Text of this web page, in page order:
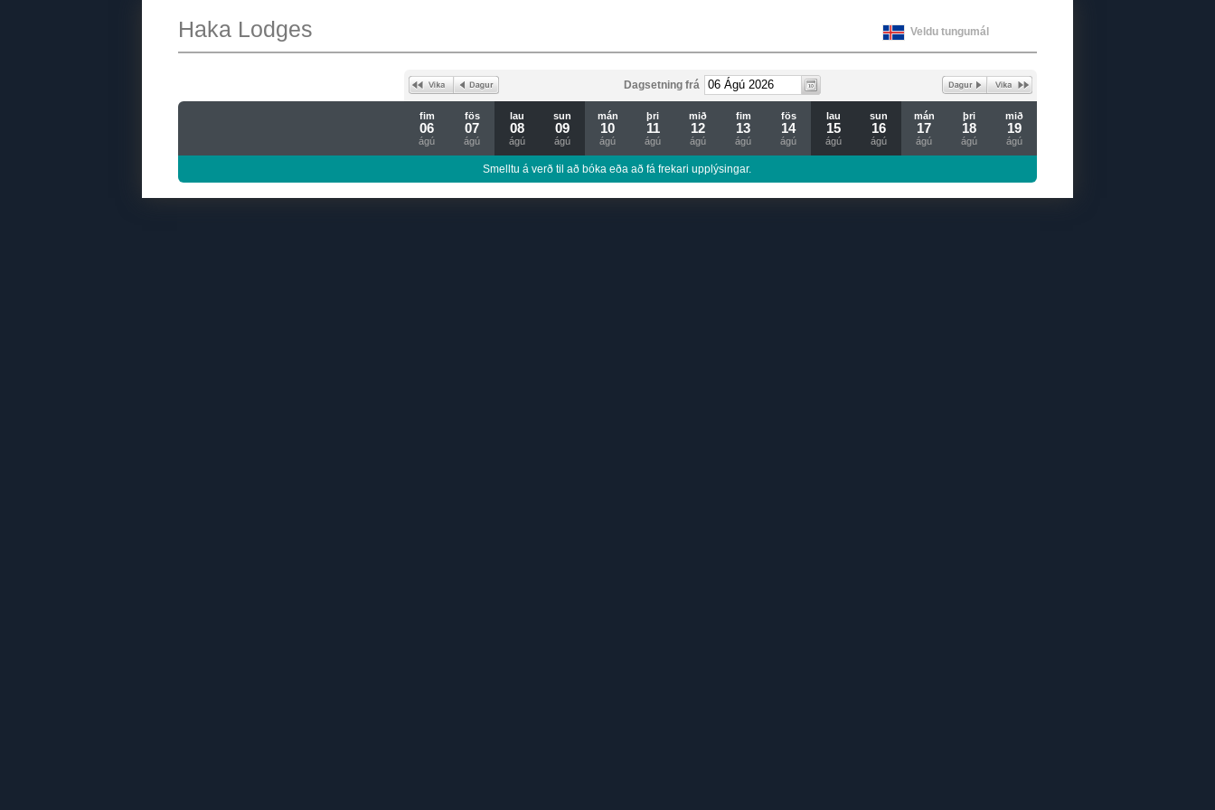
Veldu tungumál
Haka Lodges
Dagsetning frá
fim
06
ágú
fös
07
ágú
lau
08
ágú
sun
09
ágú
mán
10
ágú
þri
11
ágú
mið
12
ágú
fim
13
ágú
fös
14
ágú
lau
15
ágú
sun
16
ágú
mán
17
ágú
þri
18
ágú
mið
19
ágú
Smelltu á verð til að bóka eða að fá frekari upplýsingar.